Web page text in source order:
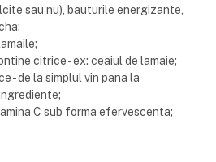
sau nu), bauturile energizante,
citrice - ex: ceaiul de lamaie;
- de la simplul vin pana la
C sub forma efervescenta;